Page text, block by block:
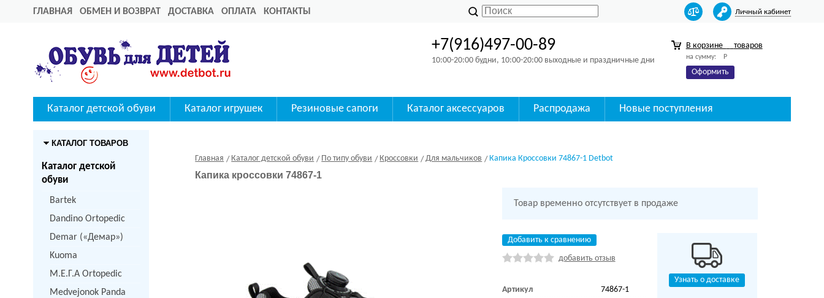
ГЛАВНАЯ ОБМЕН И ВОЗВРАТ ДОСТАВКА ОПЛАТА КОНТАКТЫ Личный кабинет
+7(916)497-00-89
10:00-20:00 будни, 10:00-20:00 выходные и праздничные дни
В корзине товаров
на сумму: Р
Оформить
Каталог детской обуви Каталог игрушек Резиновые сапоги Каталог аксессуаров Распродажа Новые поступления
КАТАЛОГ ТОВАРОВ
Каталог детской
обуви
Bartek
Dandino Ortopedic
Demar («Демар»)
Kuoma
M.Е.Г.А Ortopedic
Medvejonok Panda
Главная Каталог детской обуви По типу обуви Кроссовки Для мальчиков Капика Кроссовки 74867-1 Detbot
Капика кроссовки 74867-1
Товар временно отсутствует в продаже
Добавить к сравнению
добавить отзыв
Артикул 74867-1
Узнать о доставке